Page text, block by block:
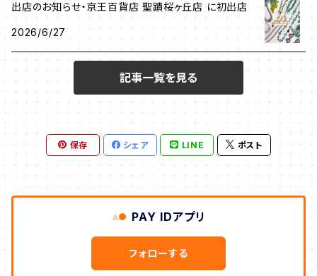
出店のお知らせ・京王百貨店 聖蹟桜ヶ丘店 に初出店
2026/6/27
記事一覧を見る
保存 シェア LINE ポスト
PAY IDアプリ
フォローする